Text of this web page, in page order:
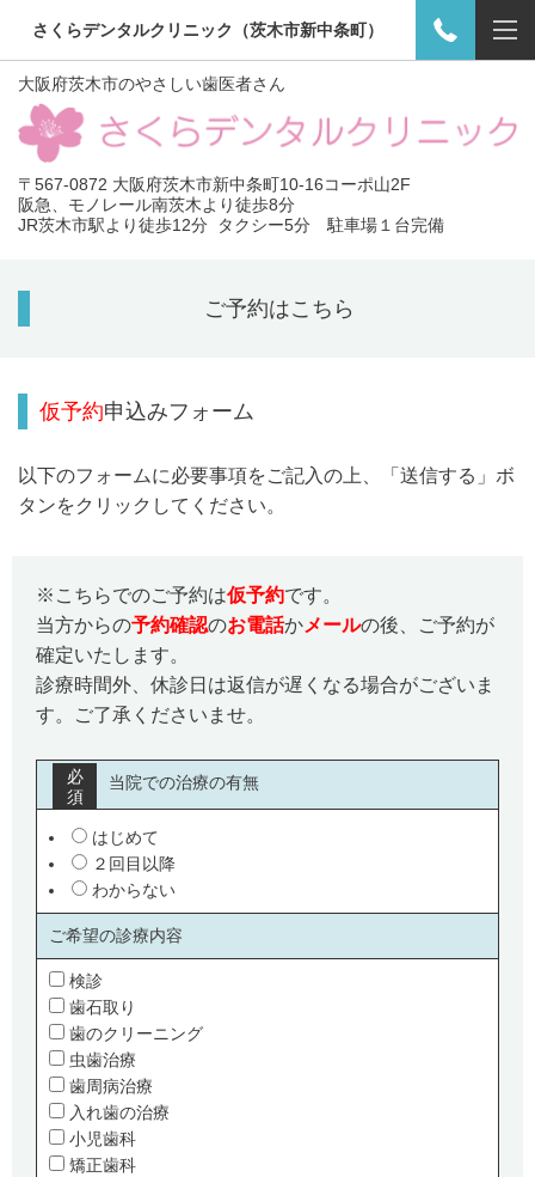
さくらデンタルクリニック（茨木市新中条町）
大阪府茨木市のやさしい歯医者さん
〒567-0872 大阪府茨木市新中条町10-16コーポ山2F
阪急、モノレール南茨木より徒歩8分
JR茨木市駅より徒歩12分 タクシー5分 駐車場１台完備
ご予約はこちら
仮予約申込みフォーム
以下のフォームに必要事項をご記入の上、「送信する」ボ
タンをクリックしてください。
※こちらでのご予約は仮予約です。
当方からの予約確認のお電話かメールの後、ご予約が
確定いたします。
診療時間外、休診日は返信が遅くなる場合がございま
す。ご了承くださいませ。
当院での治療の有無
必
須
はじめて
２回目以降
わからない
ご希望の診療内容
検診
歯石取り
歯のクリーニング
虫歯治療
歯周病治療
入れ歯の治療
小児歯科
矯正歯科